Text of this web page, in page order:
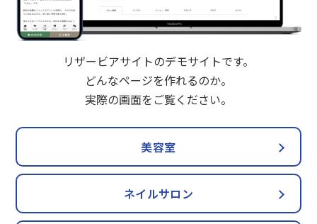
リザービアサイトのデモサイトです。
どんなページを作れるのか。
実際の画面をご覧ください。
美容室
ネイルサロン